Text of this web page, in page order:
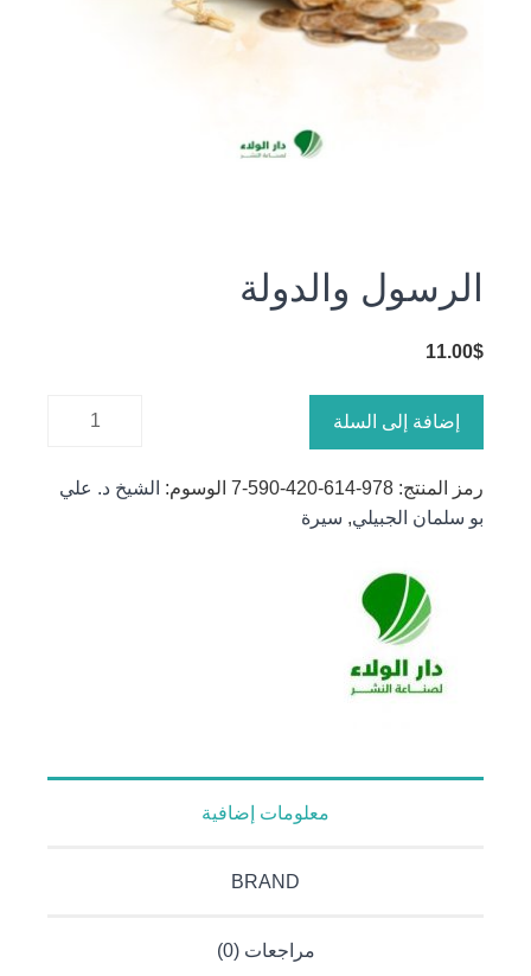
الرسول والدولة
11.00$
إضافة إلى السلة
رمز المنتج: 978-614-420-590-7 الوسوم: الشيخ د. علي
بو سلمان الجبيلي, سيرة
معلومات إضافية
BRAND
مراجعات (0)